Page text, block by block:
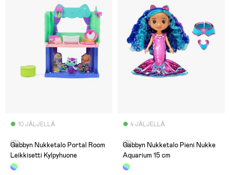
10 JÄLJELLÄ
(0)
Gabbyn Nukketalo Portal Room
Leikkisetti Kylpyhuone
4 JÄLJELLÄ
(0)
Gabbyn Nukketalo Pieni Nukke
Aquarium 15 cm